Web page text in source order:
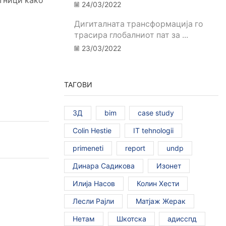
24/03/2022
Дигиталната трансформација го
трасира глобалниот пат за ...
23/03/2022
ТАГОВИ
3Д bim case study
Colin Hestie IT tehnologii
primeneti report undp
Динара Садикова Изонет
Илија Насов Колин Хести
Лесли Рајли Матјаж Жерак
Нетам Шкотска адисспд